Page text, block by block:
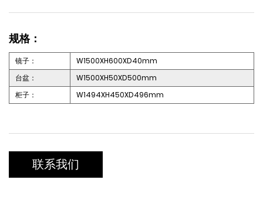
规格：
镜子：
W1500XH600XD40mm
台盆：
W1500XH50XD500mm
柜子：
W1494XH450XD496mm
联系我们